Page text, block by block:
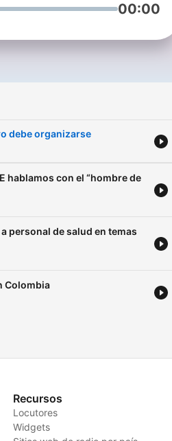
00:00
debe organizarse
hablamos con el “hombre de
personal de salud en temas
Colombia
Recursos
Locutores
Widgets